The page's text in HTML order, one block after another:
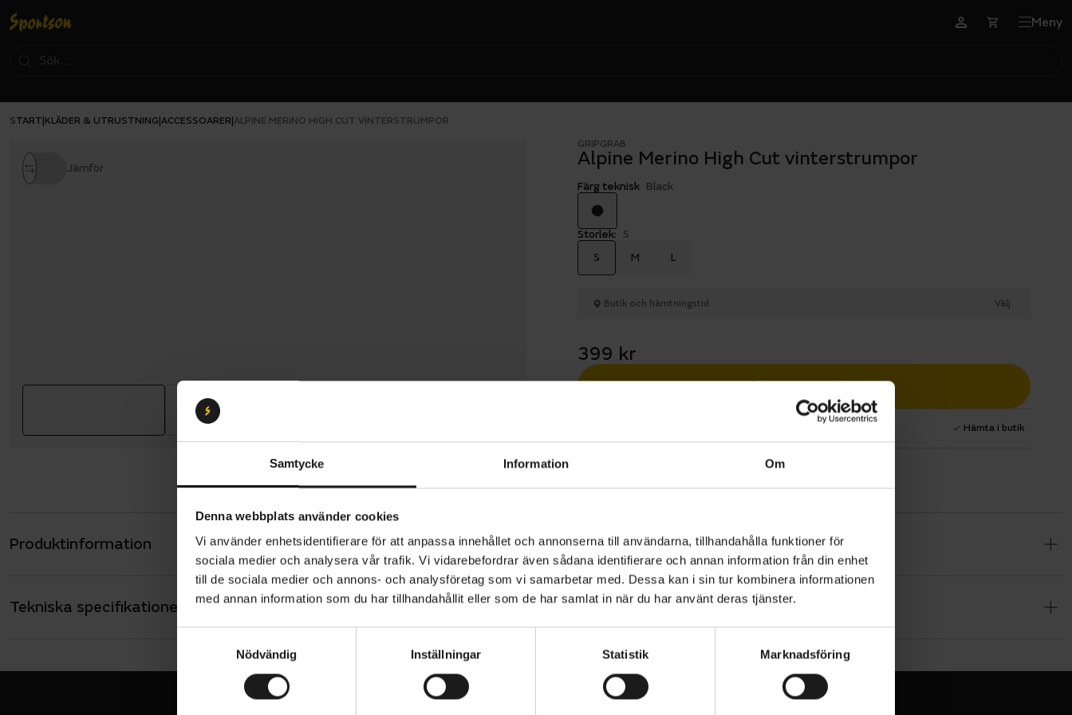
Samtycke Information Om
Denna webbplats använder cookies
Vi använder enhetsidentifierare för att anpassa innehållet och annonserna till användarna, tillhandahålla funktioner för
sociala medier och analysera vår trafik. Vi vidarebefordrar även sådana identifierare och annan information från din enhet
till de sociala medier och annons- och analysföretag som vi samarbetar med. Dessa kan i sin tur kombinera informationen
med annan information som du har tillhandahållit eller som de har samlat in när du har använt deras tjänster.
m
Nödvändig Inställningar Statistik Marknadsföring
Meny
START KLÄDER & UTRUSTNING ACCESSOARER ALPINE MERINO HIGH CUT VINTERSTRUMPOR
Jämför
GRIPGRAB
Alpine Merino High Cut vinterstrumpor
Färg teknisk Black
Storlek: S
S
M L
Butik och hämtningstid Välj
399 kr
Lägg i varukorg
Hämta i butik
Produktinformation
GripGrab Alpine Merino High Cut vinterstrumpor är lyxigt mjuka cykelstrumpor
som är naturligt isolerande och har en skärning i vadhöjd för att hålla dina vader
och fötter varma under vintercykelturerna.
Merinoullsblandningen består av 54 % merinoull i kombination med syntetiska
fibrer. Materialblandningen ger merinoullens härligt mjuka och naturligt
isolerande egenskaper men med förbättrad fukttransport och hållbarhet tack
vare de invävda syntetfibrerna. Strumporna värmer men har också en
Tekniska specifikationer Allmänt
Polyester 3% Elastan
SÄSONG
Höst/vinter